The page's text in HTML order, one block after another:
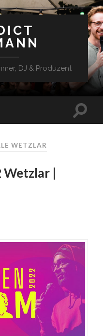
DJ & Produzent
WETZLAR
|